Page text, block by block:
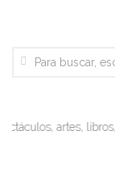
artes, libros,